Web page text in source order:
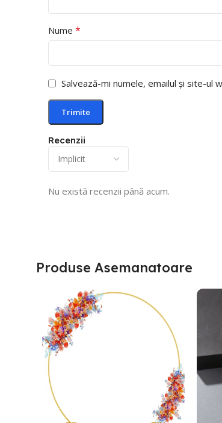
Recenzii
Nu există recenzii până acum.
Nume *
Salvează-mi numele, emailul și site-ul
Produse Asemanatoare